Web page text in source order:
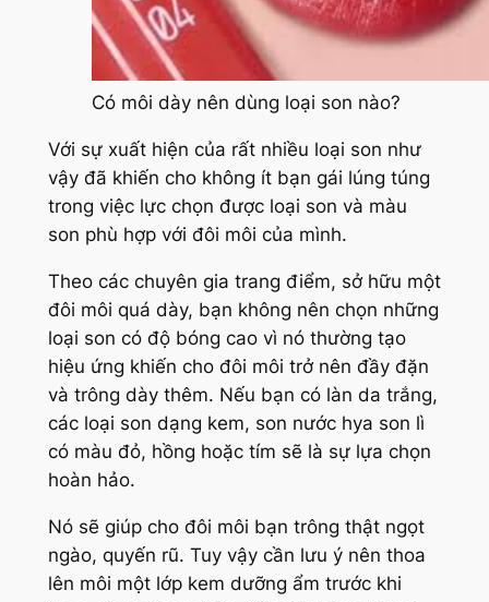
Có môi dày nên dùng loại son nào?
Với sự xuất hiện của rất nhiều loại son như
vậy đã khiến cho không ít bạn gái lúng túng
trong việc lực chọn được loại son và màu
son phù hợp với đôi môi của mình.
Theo các chuyên gia trang điểm, sở hữu một
đôi môi quá dày, bạn không nên chọn những
loại son có độ bóng cao vì nó thường tạo
hiệu ứng khiến cho đôi môi trở nên đầy đặn
và trông dày thêm. Nếu bạn có làn da trắng,
các loại son dạng kem, son nước hya son lì
có màu đỏ, hồng hoặc tím sẽ là sự lựa chọn
hoàn hảo.
Nó sẽ giúp cho đôi môi bạn trông thật ngọt
ngào, quyến rũ. Tuy vậy cần lưu ý nên thoa
lên môi một lớp kem dưỡng ẩm trước khi